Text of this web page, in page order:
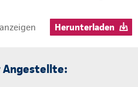
Herunterladen
Angestellte: